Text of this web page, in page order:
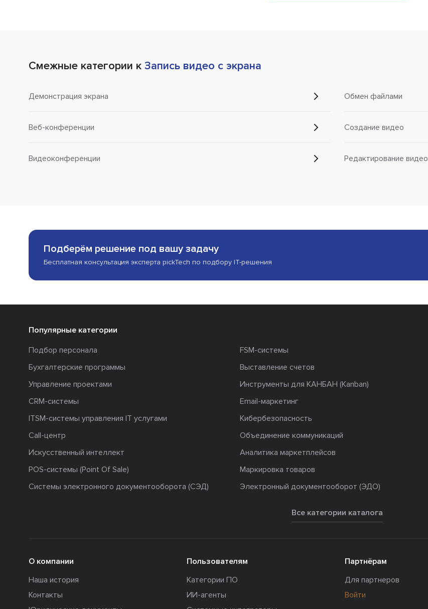
Смежные категории к Запись видео с экрана
Демонстрация экрана
Веб-конференции
Видеоконференции
Обмен файлами
Создание видео
Редактирование видео
Подберём решение под вашу задачу
Бесплатная консультация эксперта pickTech по подбору IT-решения
Популярные категории
Подбор персонала
FSM-системы
Бухгалтерские программы
Выставление счетов
Управление проектами
Инструменты для КАНБАН (Kanban)
CRM-системы
Email-маркетинг
ITSM-системы управления IT услугами
Кибербезопасность
Call-центр
Объединение коммуникаций
Искусственный интеллект
Аналитика маркетплейсов
POS-системы (Point Of Sale)
Маркировка товаров
Системы электронного документооборота (СЭД)
Электронный документооборот (ЭДО)
Все категории каталога
О компании
Наша история
Контакты
Пользователям
Категории ПО
ИИ-агенты
Партнёрам
Для партнеров
Войти